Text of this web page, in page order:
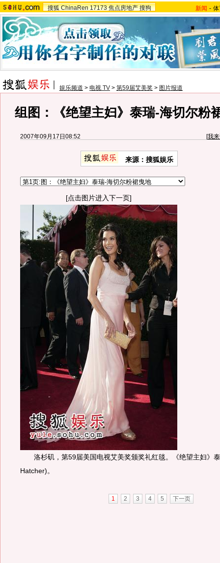
搜狐 ChinaRen 17173 焦点房地产 搜狗 新闻 -
娱乐频道 > 电视 TV > 第59届艾美奖 > 图片报道
组图：《绝望主妇》泰瑞-海切尔粉
2007年09月17日08:52 [我
来源：搜狐娱乐
[点击图片进入下一页]
洛杉矶，第59届美国电视艾美奖颁奖礼红毯。《绝望主妇》泰
Hatcher)。
1 2 3 4 5 下一页